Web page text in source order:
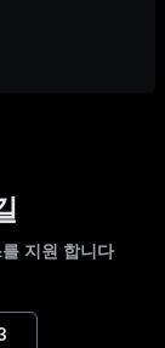
지원 합니다